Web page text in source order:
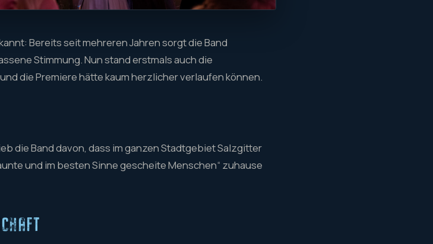
Bereits seit mehreren Jahren sorgt die Band
Stimmung. Nun stand erstmals auch die
die Premiere hätte kaum herzlicher verlaufen können.
die Band davon, dass im ganzen Stadtgebiet Salzgitter
und im besten Sinne gescheite Menschen“ zuhause